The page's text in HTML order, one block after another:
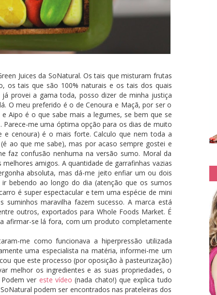
Juices da SoNatural. Os tais que misturam frutas
os tais que são 100% naturais e os tais dos quais
provei a gama toda, posso dizer de minha justiça
O meu preferido é o de Cenoura e Maçã, por ser o
Aipo é o que sabe mais a legumes, se bem que se
me uma óptima opção para os dias de muito
e cenoura) é o mais forte. Calculo que nem toda a
ao que me sabe), mas por acaso sempre gostei e
faz confusão nenhuma na versão sumo. Moral da
amigos. A quantidade de garrafinhas vazias
absoluta, mas dá-me jeito enfiar um ou dois
bebendo ao longo do dia (atenção que os sumos
é super espectacular e tem uma espécie de mini
maravilha fazem sucesso. A marca está
outros, exportados para Whole Foods Market. É
afirmar-se lá fora, com um produto completamente
me como funcionava a hiperpressão utilizada
uma especialista na matéria, informei-me um
que este processo (por oposição à pasteurização)
melhor os ingredientes e as suas propriedades, o
ver este vídeo (nada chato!) que explica tudo
podem ser encontrados nas prateleiras dos